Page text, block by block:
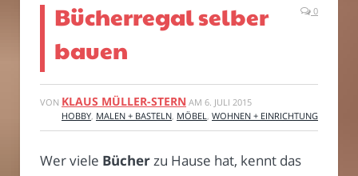
Bücherregal selber
bauen
0
VON KLAUS MÜLLER-STERN AM 6. JULI 2015
HOBBY, MALEN + BASTELN, MÖBEL, WOHNEN + EINRICHTUNG
Wer viele Bücherzu Hause hat, kennt das